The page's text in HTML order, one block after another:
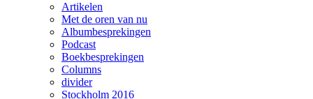
Artikelen
Met de oren van nu
Albumbesprekingen
Podcast
Boekbesprekingen
Columns
divider
Stockholm 2016